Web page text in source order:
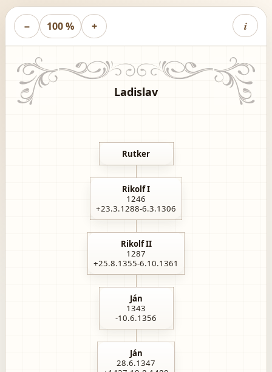
− 100 % + i
Ladislav
Rutker
Rikolf I
1246
+23.3.1288-6.3.1306
Rikolf II
1287
+25.8.1355-6.10.1361
Ján
1343
-10.6.1356
Ján
28.6.1347